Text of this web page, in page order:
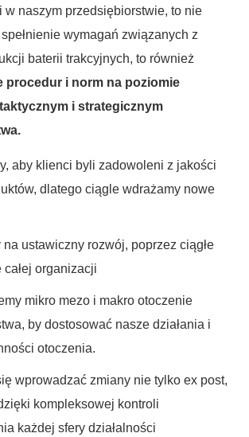
w naszym przedsiębiorstwie, to nie
wymagań związanych z
baterii trakcyjnych, to również
procedur i norm na poziomie
i strategicznym
aby klienci byli zadowoleni z jakości
dlatego ciągle wdrażamy nowe
na ustawiczny rozwój, poprzez ciągłe
organizacji
mikro mezo i makro otoczenie
by dostosować nasze działania i
otoczenia.
wprowadzać zmiany nie tylko ex post,
kompleksowej kontroli
każdej sfery działalności